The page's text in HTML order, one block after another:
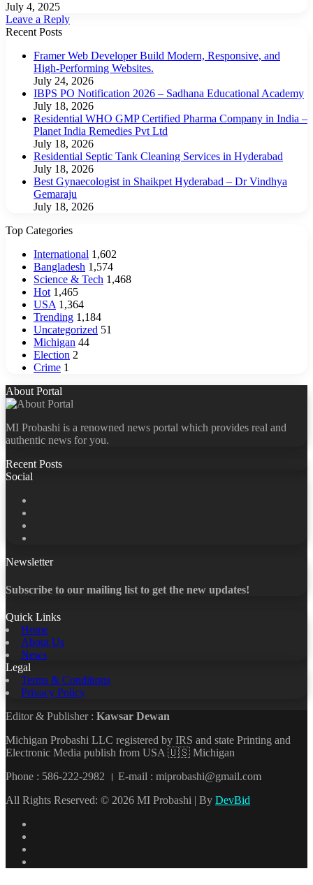
July 4, 2025
Leave a Reply
Recent Posts
Framer Web Developer Build Modern, Responsive, and
High-Performing Websites.
July 24, 2026
IBPS PO Notification 2026 – Sadhana Educational Academy
July 18, 2026
Residential WHO GMP Certified Pharma Company in India –
Planet India Remedies Pvt Ltd
July 18, 2026
Residential Septic Tank Cleaning Services in Hyderabad
July 18, 2026
Best Gynaecologist in Shaikpet Hyderabad – Dr Vindhya
Gemaraju
July 18, 2026
Top Categories
International 1,602
Bangladesh 1,574
Science & Tech 1,468
Hot 1,465
USA 1,364
Trending 1,184
Uncategorized 51
Michigan 44
Election 2
Crime 1
About Portal
MI Probashi is a renowned news portal which provides real and
authentic news for you.
Recent Posts
Social
Newsletter
Subscribe to our mailing list to get the new updates!
Quick Links
Home
About Us
News
Legal
Terms & Conditions
Privacy Policy
Editor & Publisher : Kawsar Dewan
Michigan Probashi LLC registered by IRS and state Printing and
Electronic Media publish from USA 🇺🇸 Michigan
Phone : 586-222-2982 । E-mail : miprobashi@gmail.com
All Rights Reserved: © 2026 MI Probashi | By DevBid